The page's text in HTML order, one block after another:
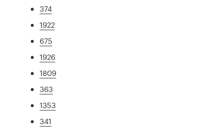
374
1922
675
1926
1809
363
1353
341